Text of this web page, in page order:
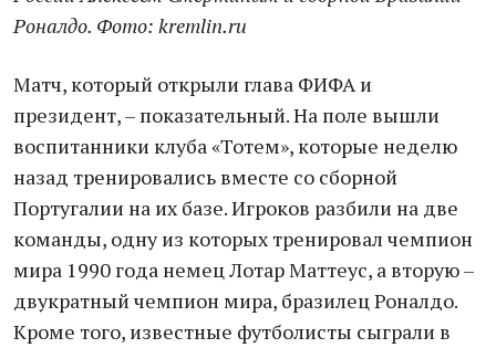
Роналдо. Фото: kremlin.ru
Матч, который открыли глава ФИФА и
президент, – показательный. На поле вышли
воспитанники клуба «Тотем», которые неделю
назад тренировались вместе со сборной
Португалии на их базе. Игроков разбили на две
команды, одну из которых тренировал чемпион
мира 1990 года немец Лотар Маттеус, а вторую –
двукратный чемпион мира, бразилец Роналдо.
Кроме того, известные футболисты сыграли в